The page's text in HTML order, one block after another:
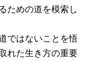
ための道を模索し
ではないことを悟
れた生き方の重要